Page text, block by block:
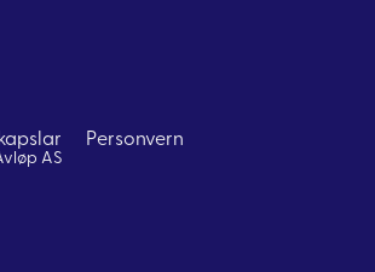
Personvern
AS